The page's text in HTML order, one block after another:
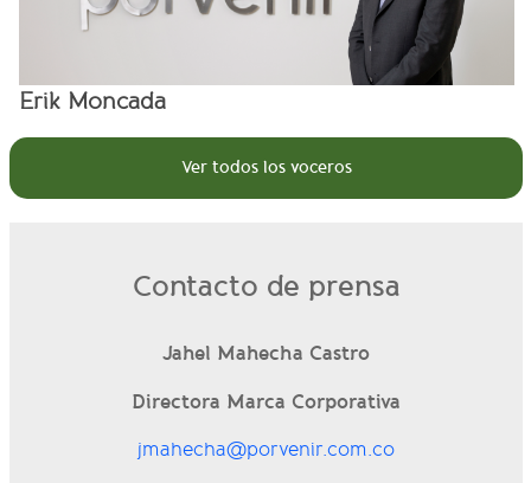
Erik Moncada
Ver todos los voceros
Contacto de prensa
Jahel Mahecha Castro
Directora Marca Corporativa
jmahecha@porvenir.com.co